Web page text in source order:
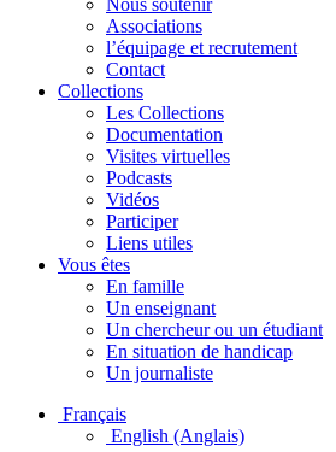
Nous soutenir
Associations
l’équipage et recrutement
Contact
Collections
Les Collections
Documentation
Visites virtuelles
Podcasts
Vidéos
Participer
Liens utiles
Vous êtes
En famille
Un enseignant
Un chercheur ou un étudiant
En situation de handicap
Un journaliste
Français
English (Anglais)